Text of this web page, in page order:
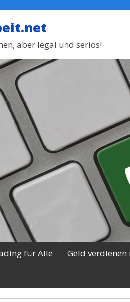
aber legal und seriös!
für Alle Geld